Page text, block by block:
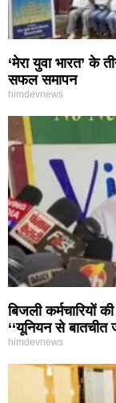
‘मेरा युवा भारत’ के
सफल समापन
himdevnews
बिजली कर्मचारियों
‘‘यूनियन से बातचीत
himdevnews